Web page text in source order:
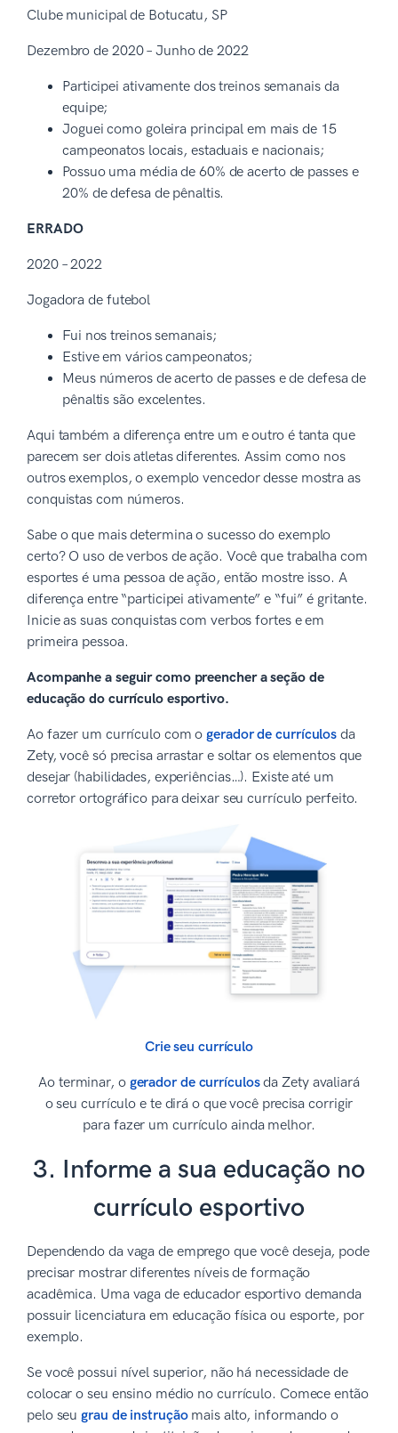
Clube municipal de Botucatu, SP
Dezembro de 2020 – Junho de 2022
Participei ativamente dos treinos semanais da
equipe;
Joguei como goleira principal em mais de 15
campeonatos locais, estaduais e nacionais;
Possuo uma média de 60% de acerto de passes e
20% de defesa de pênaltis.
ERRADO
2020 – 2022
Jogadora de futebol
Fui nos treinos semanais;
Estive em vários campeonatos;
Meus números de acerto de passes e de defesa de
pênaltis são excelentes.
Aqui também a diferença entre um e outro é tanta que
parecem ser dois atletas diferentes. Assim como nos
outros exemplos, o exemplo vencedor desse mostra as
conquistas com números.
Sabe o que mais determina o sucesso do exemplo
certo? O uso de verbos de ação. Você que trabalha com
esportes é uma pessoa de ação, então mostre isso. A
diferença entre “participei ativamente” e “fui” é gritante.
Inicie as suas conquistas com verbos fortes e em
primeira pessoa.
Acompanhe a seguir como preencher a seção de
educação do currículo esportivo.
Ao fazer um currículo com ogerador de currículos da
Zety, você só precisa arrastar e soltar os elementos que
desejar (habilidades, experiências…). Existe até um
corretor ortográfico para deixar seu currículo perfeito.
Crie seu currículo
Ao terminar, o gerador de currículosda Zety avaliará
o seu currículo e te dirá o que você precisa corrigir
para fazer um currículo ainda melhor.
3. Informe a sua educação no
currículo esportivo
Dependendo da vaga de emprego que você deseja, pode
precisar mostrar diferentes níveis de formação
acadêmica. Uma vaga de educador esportivo demanda
possuir licenciatura em educação física ou esporte, por
exemplo.
Se você possui nível superior, não há necessidade de
colocar o seu ensino médio no currículo. Comece então
pelo seugrau de instruçãomais alto, informando o